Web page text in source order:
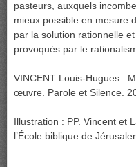
pasteurs, auxquels
mieux possible en mesure
par la solution rationnelle
provoqués par le
VINCENT Louis-Hugues :
œuvre. Parole et Silence.
Illustration : PP. Vincent et
l’École biblique de